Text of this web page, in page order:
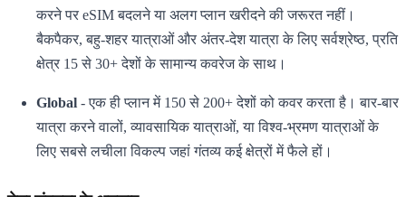
करने पर eSIM बदलने या अलग प्लान खरीदने की जरूरत नहीं।
बैकपैकर, बहु-शहर यात्राओं और अंतर-देश यात्रा के लिए सर्वश्रेष्ठ, प्रति
क्षेत्र 15 से 30+ देशों के सामान्य कवरेज के साथ।
Global - एक ही प्लान में 150 से 200+ देशों को कवर करता है। बार-बार
यात्रा करने वालों, व्यावसायिक यात्राओं, या विश्व-भ्रमण यात्राओं के
लिए सबसे लचीला विकल्प जहां गंतव्य कई क्षेत्रों में फैले हों।